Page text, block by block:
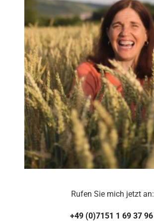
Rufen Sie mich jetzt an:
+49 (0)7151 1 69 37 96